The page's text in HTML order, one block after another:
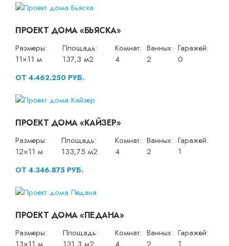
ПРОЕКТ ДОМА «БЬЯСКА»
Размеры:
11×11 м
Площадь:
137,3 м2
Комнат:
4
Ванных:
2
Гаражей:
0
ОТ 4.462.250 РУБ.
ПРОЕКТ ДОМА «КАЙЗЕР»
Размеры:
12×11 м
Площадь:
133,75 м2
Комнат:
4
Ванных:
2
Гаражей:
1
ОТ 4.346.875 РУБ.
ПРОЕКТ ДОМА «ПЕДАНА»
Размеры:
13×11 м
Площадь:
131,3 м2
Комнат:
4
Ванных:
2
Гаражей:
1